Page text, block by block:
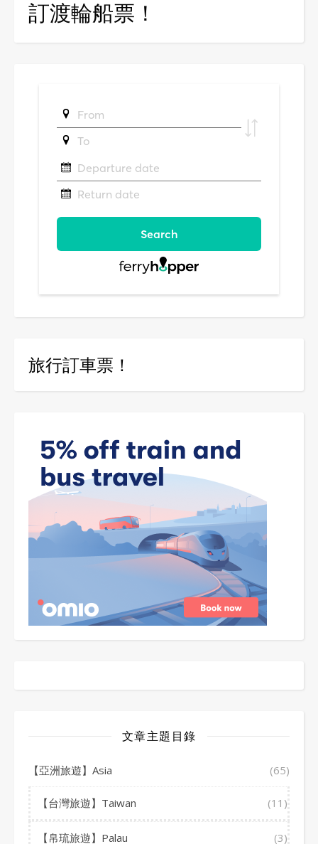
訂渡輪船票！
旅行訂車票！
文章主題目錄
【亞洲旅遊】Asia (65)
【台灣旅遊】Taiwan (11)
【帛琉旅遊】Palau (3)